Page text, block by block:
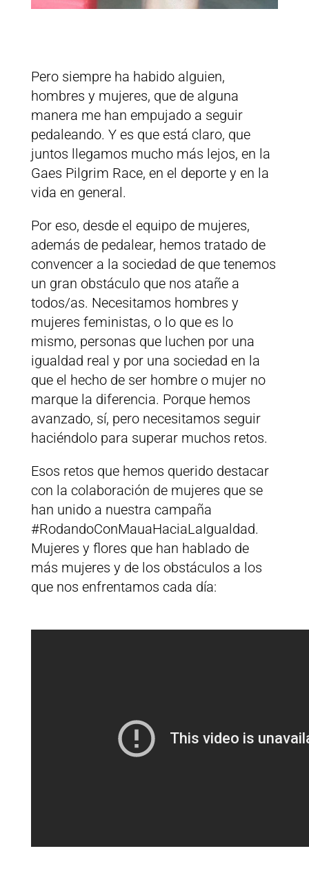
Pero siempre ha habido alguien,
hombres y mujeres, que de alguna
manera me han empujado a seguir
pedaleando. Y es que está claro, que
juntos llegamos mucho más lejos, en la
Gaes Pilgrim Race, en el deporte y en la
vida en general.
Por eso, desde el equipo de mujeres,
además de pedalear, hemos tratado de
convencer a la sociedad de que tenemos
un gran obstáculo que nos atañe a
todos/as. Necesitamos hombres y
mujeres feministas, o lo que es lo
mismo, personas que luchen por una
igualdad real y por una sociedad en la
que el hecho de ser hombre o mujer no
marque la diferencia. Porque hemos
avanzado, sí, pero necesitamos seguir
haciéndolo para superar muchos retos.
Esos retos que hemos querido destacar
con la colaboración de mujeres que se
han unido a nuestra campaña
#RodandoConMauaHaciaLaIgualdad.
Mujeres y flores que han hablado de
más mujeres y de los obstáculos a los
que nos enfrentamos cada día: